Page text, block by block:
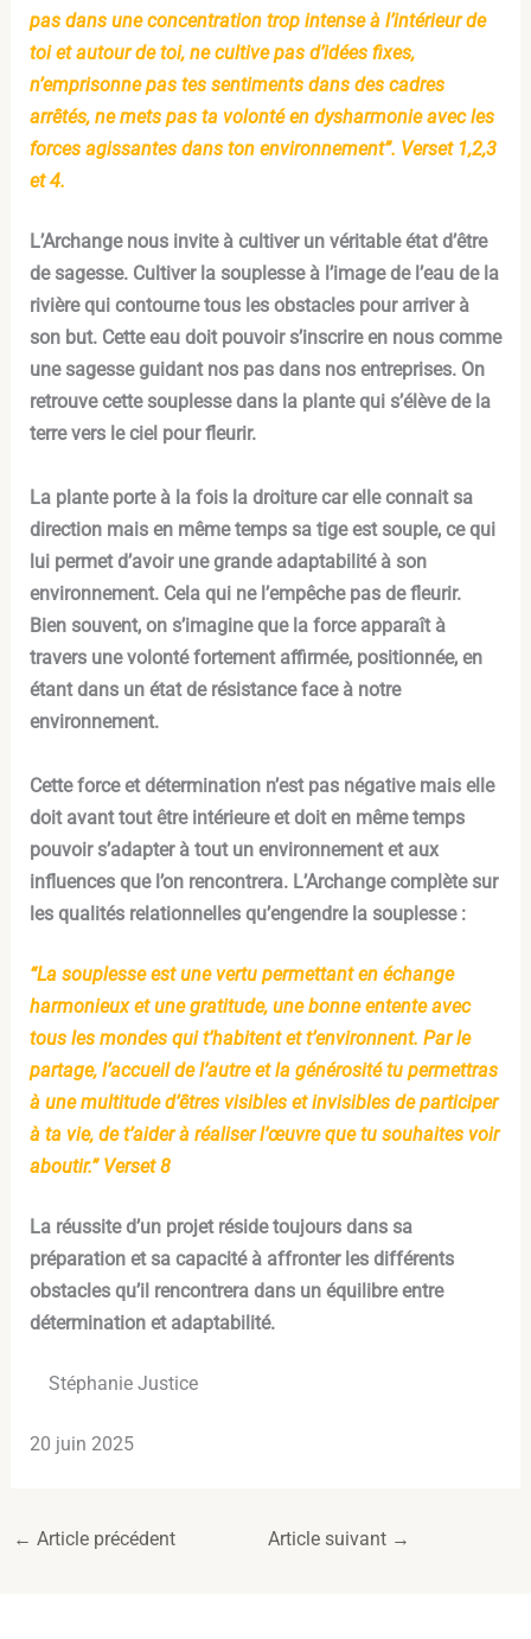
pas dans une concentration trop intense à l’intérieur de
toi et autour de toi, ne cultive pas d’idées fixes,
n’emprisonne pas tes sentiments dans des cadres
arrêtés, ne mets pas ta volonté en dysharmonie avec les
forces agissantes dans ton environnement”. Verset 1,2,3
et 4.
L’Archange nous invite à cultiver un véritable état d’être
de sagesse. Cultiver la souplesse à l’image de l’eau de la
rivière qui contourne tous les obstacles pour arriver à
son but. Cette eau doit pouvoir s’inscrire en nous comme
une sagesse guidant nos pas dans nos entreprises. On
retrouve cette souplesse dans la plante qui s’élève de la
terre vers le ciel pour fleurir.
La plante porte à la fois la droiture car elle connait sa
direction mais en même temps sa tige est souple, ce qui
lui permet d’avoir une grande adaptabilité à son
environnement. Cela qui ne l’empêche pas de fleurir.
Bien souvent, on s’imagine que la force apparaît à
travers une volonté fortement affirmée, positionnée, en
étant dans un état de résistance face à notre
environnement.
Cette force et détermination n’est pas négative mais elle
doit avant tout être intérieure et doit en même temps
pouvoir s’adapter à tout un environnement et aux
influences que l’on rencontrera. L’Archange complète sur
les qualités relationnelles qu’engendre la souplesse :
“La souplesse est une vertu permettant en échange
harmonieux et une gratitude, une bonne entente avec
tous les mondes qui t’habitent et t’environnent. Par le
partage, l’accueil de l’autre et la générosité tu permettras
à une multitude d’êtres visibles et invisibles de participer
à ta vie, de t’aider à réaliser l’œuvre que tu souhaites voir
aboutir.” Verset 8
La réussite d’un projet réside toujours dans sa
préparation et sa capacité à affronter les différents
obstacles qu’il rencontrera dans un équilibre entre
détermination et adaptabilité.
Stéphanie Justice
20 juin 2025
← Article précédent Article suivant →